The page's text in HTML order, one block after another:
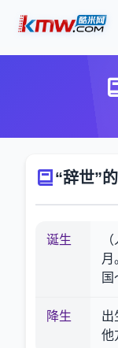
“辞世”
诞生
月
国
降生
出
他